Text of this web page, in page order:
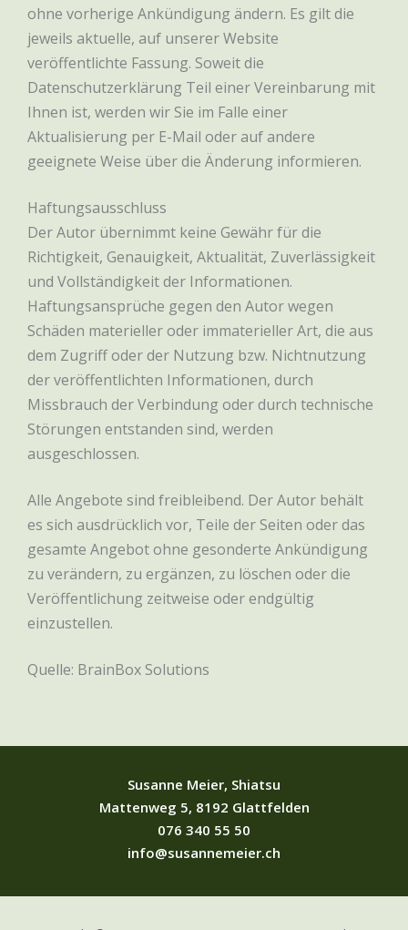
ohne vorherige Ankündigung ändern. Es gilt die
jeweils aktuelle, auf unserer Website
veröffentlichte Fassung. Soweit die
Datenschutzerklärung Teil einer Vereinbarung mit
Ihnen ist, werden wir Sie im Falle einer
Aktualisierung per E-Mail oder auf andere
geeignete Weise über die Änderung informieren.
Haftungsausschluss
Der Autor übernimmt keine Gewähr für die
Richtigkeit, Genauigkeit, Aktualität, Zuverlässigkeit
und Vollständigkeit der Informationen.
Haftungsansprüche gegen den Autor wegen
Schäden materieller oder immaterieller Art, die aus
dem Zugriff oder der Nutzung bzw. Nichtnutzung
der veröffentlichten Informationen, durch
Missbrauch der Verbindung oder durch technische
Störungen entstanden sind, werden
ausgeschlossen.
Alle Angebote sind freibleibend. Der Autor behält
es sich ausdrücklich vor, Teile der Seiten oder das
gesamte Angebot ohne gesonderte Ankündigung
zu verändern, zu ergänzen, zu löschen oder die
Veröffentlichung zeitweise oder endgültig
einzustellen.
Quelle: BrainBox Solutions
Susanne Meier, Shiatsu
Mattenweg 5, 8192 Glattfelden
076 340 55 50
info@susannemeier.ch